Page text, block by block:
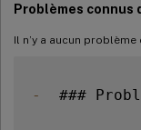
Problèmes connus
Il n’y a aucun
-
###
Problèmes connus dans
Problèmes résolus dans
Secure Web 20.2.0